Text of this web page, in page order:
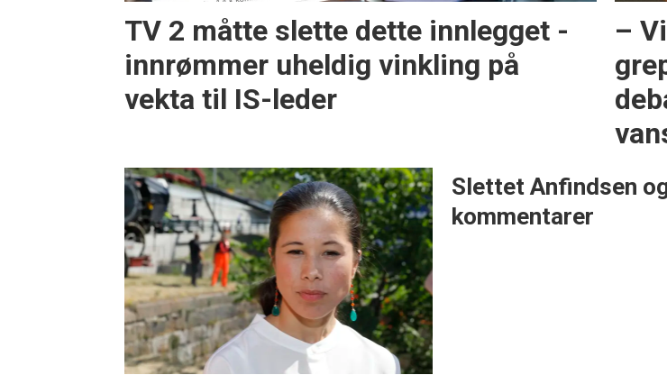
TV 2 måtte slette dette innlegget -
innrømmer uheldig vinkling på
vekta til IS-leder
–
Slettet Anfindsen
kommentarer